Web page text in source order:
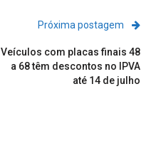
Próxima postagem
Veículos com placas finais 48
a 68 têm descontos no IPVA
até 14 de julho